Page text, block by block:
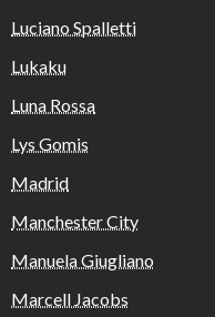
Luciano Spalletti
Lukaku
Luna Rossa
Lys Gomis
Madrid
Manchester City
Manuela Giugliano
Marcell Jacobs